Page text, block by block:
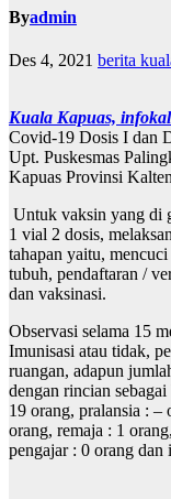
Byadmin
Des 4, 2021 berita
Kuala Kapuas,
Covid-19 Dosis I dan
Upt. Puskesmas
Kapuas Provinsi
Untuk vaksin yang di
1 vial 2 dosis,
tahapan yaitu,
tubuh, pendaftaran /
dan vaksinasi.
Observasi selama 15
Imunisasi atau tidak,
ruangan, adapun
dengan rincian
19 orang, pralansia : –
orang, remaja : 1
pengajar : 0 orang